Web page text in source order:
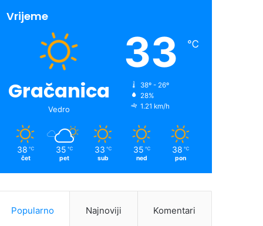
Vrijeme
Gračanica
Vedro
33 ℃
38º - 26º
28%
1.21 km/h
38 ℃
čet
35 ℃
pet
33 ℃
sub
35 ℃
ned
38 ℃
pon
Popularno Najnoviji Komentari